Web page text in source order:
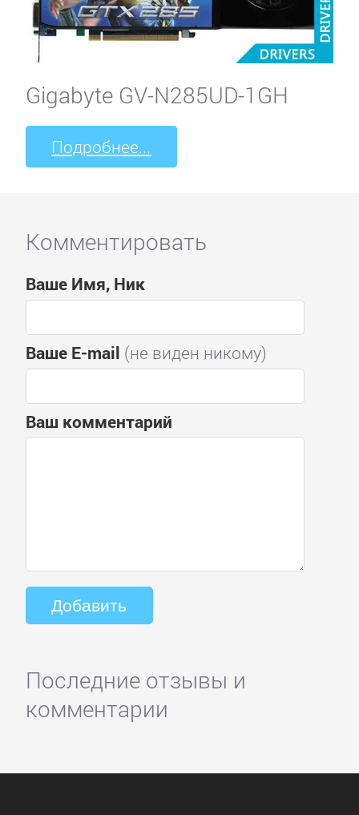
Gigabyte GV-N285UD-1GH
Подробнее...
Комментировать
Ваше Имя, Ник
Ваше E-mail (не виден никому)
Ваш комментарий
Последние отзывы и
комментарии